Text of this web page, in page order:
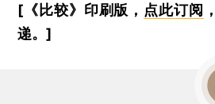
[《比较》印刷版， 点此订阅
递。]